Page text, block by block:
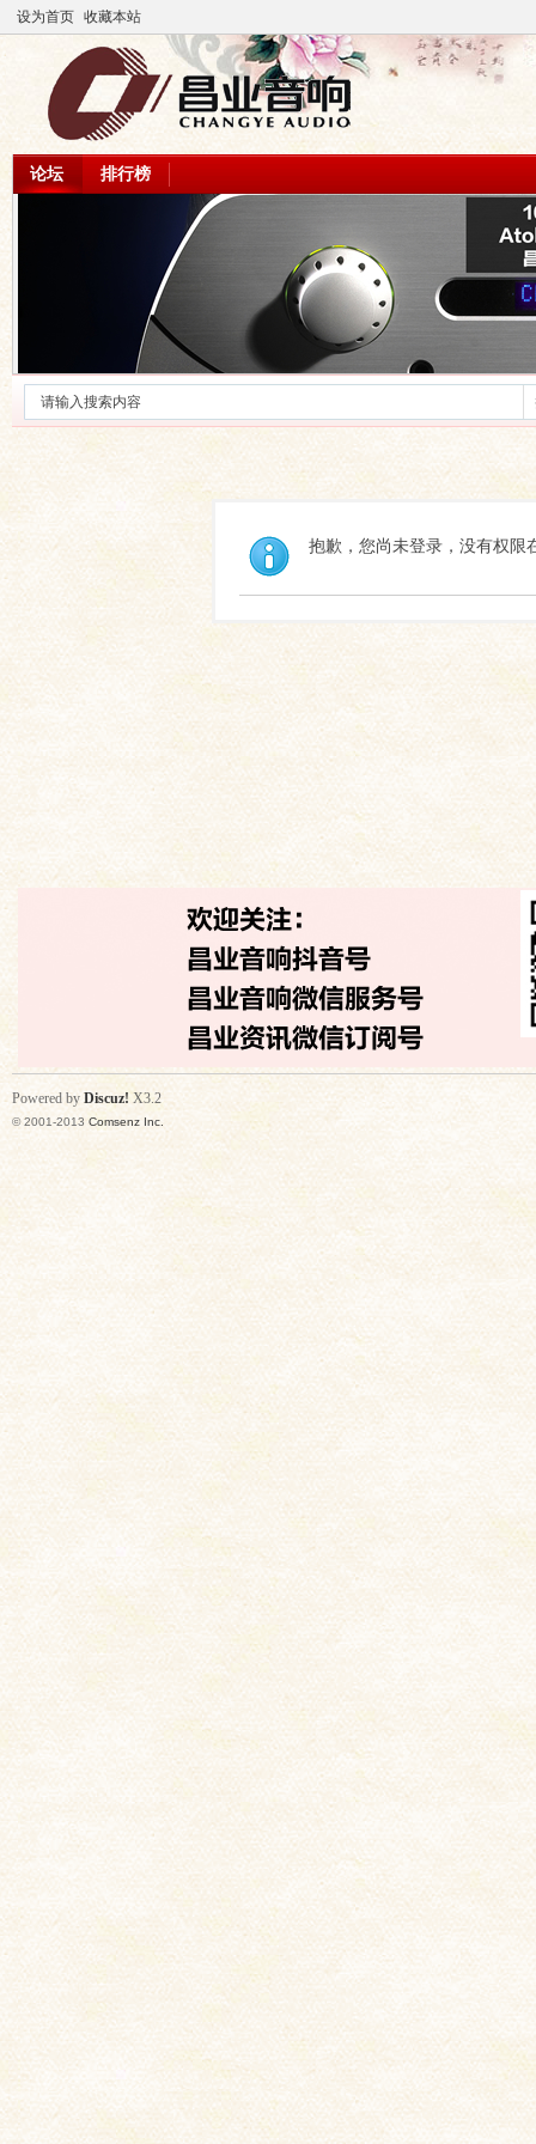
设为首页 收藏本站
论坛 排行榜
抱歉，您尚未登录，没有权限
Powered by Discuz! X3.2
© 2001-2013 Comsenz Inc.